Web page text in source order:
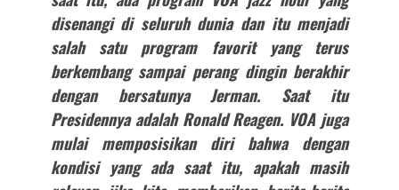
disenangi di seluruh dunia dan itu menjadi
salah satu program favorit yang terus
berkembang sampai perang dingin berakhir
dengan bersatunya Jerman. Saat itu
Presidennya adalah Ronald Reagen. VOA juga
mulai memposisikan diri bahwa dengan
kondisi yang ada saat itu, apakah masih